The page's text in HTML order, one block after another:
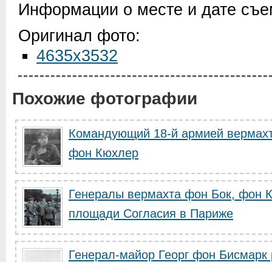
Информации о месте и дате
Оригинал фото:
4635x3532
Похожие фотографии
Командующий 18-й армией
фон Кюхлер
Генералы вермахта фон Бок, фон
площади Согласия в Париже
Генерал-майор Георг фон Бисмарк